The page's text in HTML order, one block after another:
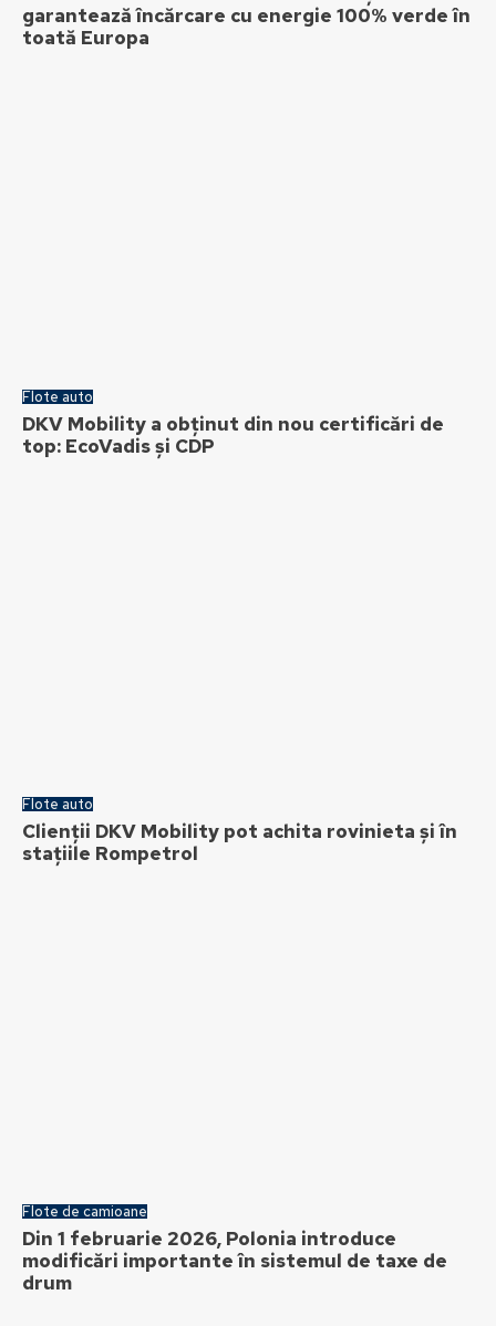
garantează încărcare cu energie 100% verde în
toată Europa
Flote auto
DKV Mobility a obținut din nou certificări de
top: EcoVadis și CDP
Flote auto
Clienții DKV Mobility pot achita rovinieta și în
stațiile Rompetrol
Flote de camioane
Din 1 februarie 2026, Polonia introduce
modificări importante în sistemul de taxe de
drum